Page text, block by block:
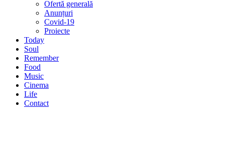
Ofertă generală
Anunțuri
Covid-19
Proiecte
Today
Soul
Remember
Food
Music
Cinema
Life
Contact